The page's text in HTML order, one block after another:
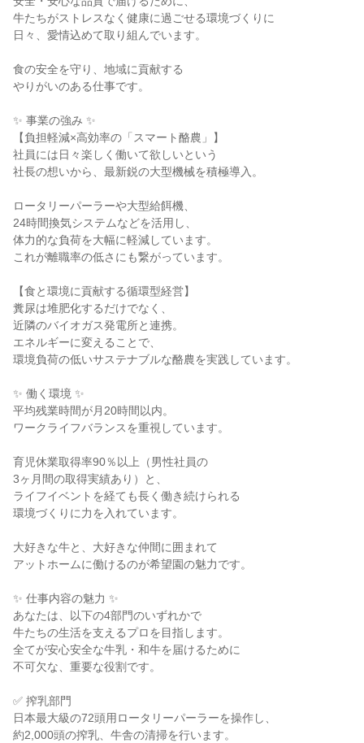
牛たちがストレスなく健康に過ごせる環境づくりに
日々、愛情込めて取り組んでいます。
食の安全を守り、地域に貢献する
やりがいのある仕事です。
✨ 事業の強み ✨
【負担軽減×高効率の「スマート酪農」】
社員には日々楽しく働いて欲しいという
社長の想いから、最新鋭の大型機械を積極導入。
ロータリーパーラーや大型給餌機、
24時間換気システムなどを活用し、
体力的な負荷を大幅に軽減しています。
これが離職率の低さにも繋がっています。
【食と環境に貢献する循環型経営】
糞尿は堆肥化するだけでなく、
近隣のバイオガス発電所と連携。
エネルギーに変えることで、
環境負荷の低いサステナブルな酪農を実践しています。
✨ 働く環境 ✨
平均残業時間が月20時間以内。
ワークライフバランスを重視しています。
育児休業取得率90％以上（男性社員の
3ヶ月間の取得実績あり）と、
ライフイベントを経ても長く働き続けられる
環境づくりに力を入れています。
大好きな牛と、大好きな仲間に囲まれて
アットホームに働けるのが希望園の魅力です。
✨ 仕事内容の魅力 ✨
あなたは、以下の4部門のいずれかで
牛たちの生活を支えるプロを目指します。
全てが安心安全な牛乳・和牛を届けるために
不可欠な、重要な役割です。
✅ 搾乳部門
日本最大級の72頭用ロータリーパーラーを操作し、
約2,000頭の搾乳、牛舎の清掃を行います。